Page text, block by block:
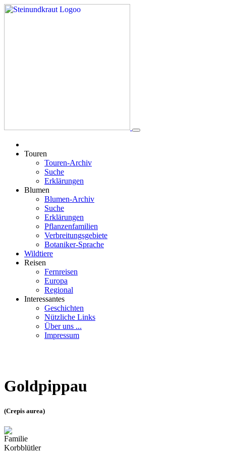
Touren
Touren-Archiv
Suche
Erklärungen
Blumen
Blumen-Archiv
Suche
Erklärungen
Pflanzenfamilien
Verbreitungsgebiete
Botaniker-Sprache
Wildtiere
Reisen
Fernreisen
Europa
Regional
Interessantes
Geschichten
Nützliche Links
Über uns ...
Impressum
Goldpippau
(Crepis aurea)
Familie
Korbblütler